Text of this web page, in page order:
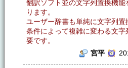
翻訳ソフト並の文字列置換機
ります。
ユーザー辞書も単純に文字列置
条件によって複雑に変わる文
要です。
宮平